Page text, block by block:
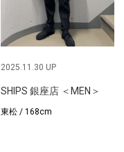
2025.11.30 UP
SHIPS 銀座店 ＜MEN＞
東松 / 168cm